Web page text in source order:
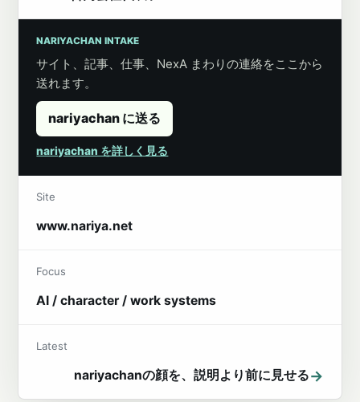
NARIYACHAN INTAKE
サイト、記事、仕事、NexA まわりの連絡をここから
送れます。
nariyachan に送る
nariyachan を詳しく見る
Site
www.nariya.net
Focus
AI / character / work systems
Latest
nariyachanの顔を、説明より前に見せる→